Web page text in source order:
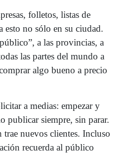
folletos, listas de
esto no sólo en su ciudad.
a las provincias, a
las partes del mundo a
algo bueno a precio
a medias: empezar y
publicar siempre, sin parar.
trae nuevos clientes. Incluso
recuerda al público